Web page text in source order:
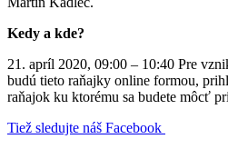
Kedy a kde?
21. apríl 2020, 09:00 – 10:40 Pre
budú tieto raňajky online formou,
raňajok ku ktorému sa budete môcť
Tiež sledujte náš Facebook